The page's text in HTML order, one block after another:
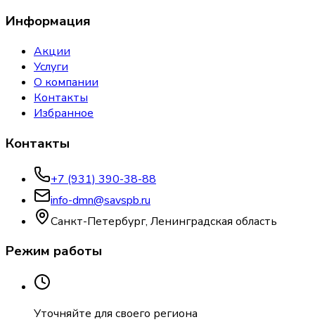
Информация
Акции
Услуги
О компании
Контакты
Избранное
Контакты
+7 (931) 390-38-88
info-dmn@savspb.ru
Санкт-Петербург, Ленинградская область
Режим работы
Уточняйте для своего региона